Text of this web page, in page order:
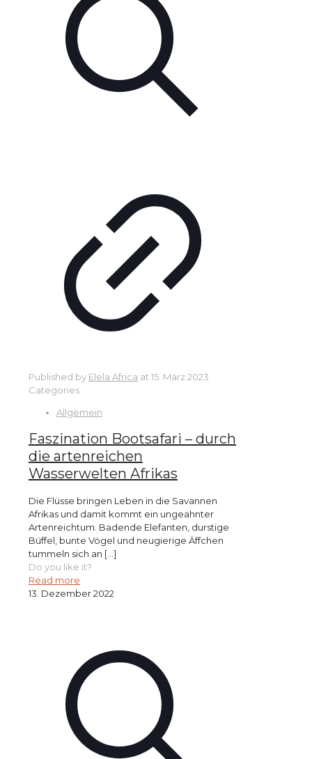
Published by Elela Africa at 15. März 2023
Categories
Allgemein
Faszination Bootsafari – durch
die artenreichen
Wasserwelten Afrikas
Die Flüsse bringen Leben in die Savannen
Afrikas und damit kommt ein ungeahnter
Artenreichtum. Badende Elefanten, durstige
Büffel, bunte Vögel und neugierige Äffchen
tummeln sich an […]
Do you like it?
Read more
13. Dezember 2022